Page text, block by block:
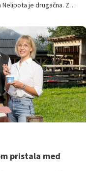
je drugačna. Z
Slovenija, in o tem,
znamk 11.
pristala med